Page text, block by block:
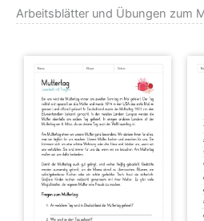
Arbeitsblätter und Übungen zum